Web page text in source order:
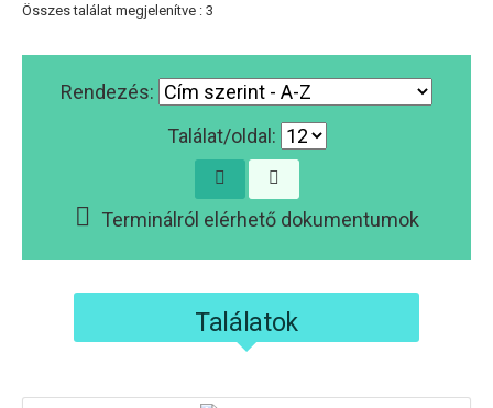
Összes találat megjelenítve : 3
Rendezés:
Találat/oldal:
Terminálról elérhető dokumentumok
Találatok